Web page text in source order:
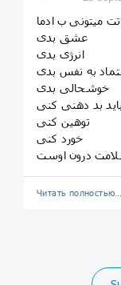
میتونی ب ادما
عشق بدی
انرژی بدی
به نفس بدی
خوشحالی بدی
بد دهنی کنی
توهین کنی
خورد کنی
درون اوست
Читать полностью…